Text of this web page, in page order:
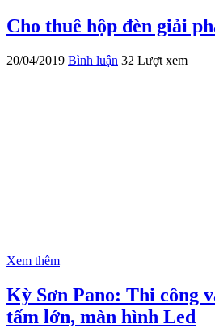
Cho thuê hộp đèn giải
20/04/2019 Bình luận 32 Lượt xem
Xem thêm
Kỳ Sơn Pano: Thi công
tấm lớn, màn hình Led